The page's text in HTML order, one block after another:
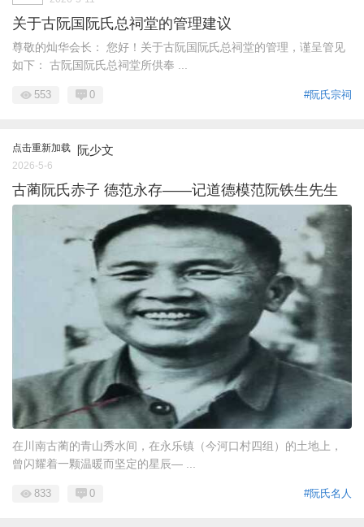
关于古阮国阮氏总祠堂的管理建议
尊敬的灿华会长： 您好！关于古阮国阮氏总祠堂的管理，谨呈管见
如下： 古阮国阮氏总祠堂所供奉 ...
#阮氏宗祠
553 0
点击重新加载 阮少文
2026-5-6
古蔺阮氏赤子 德范永存——记道德模范阮铁生先生
在川南古蔺的青山秀水间，在永乐镇（今河口村四组）的土地上，
曾闪耀着一颗温暖而坚定的星辰— ...
#阮氏名人
833 0